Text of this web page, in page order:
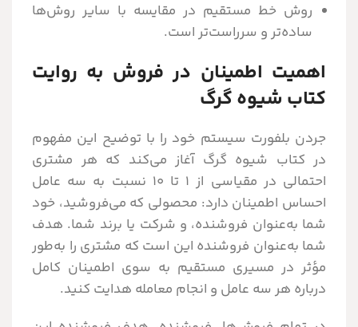
روش خط مستقیم در مقایسه با سایر روش‌ها
ساده‌تر و سرراست‌تر است.
اهمیت اطمینان در فروش به روایت
کتاب شیوه گرگ
جردن بلفورت سیستم خود را با توضیح این مفهوم
در کتاب شیوه گرگ آغاز می‌کند که هر مشتری
احتمالی در مقیاسی از 1 تا 10 نسبت به سه عامل
احساس اطمینان دارد: محصولی که می‌فروشید، خود
شما به‌عنوان فروشنده، و شرکت یا برند شما. هدف
شما به‌عنوان فروشنده این است که مشتری را به‌طور
مؤثر در مسیری مستقیم به سوی اطمینان کامل
درباره هر سه عامل و انجام معامله هدایت کنید.